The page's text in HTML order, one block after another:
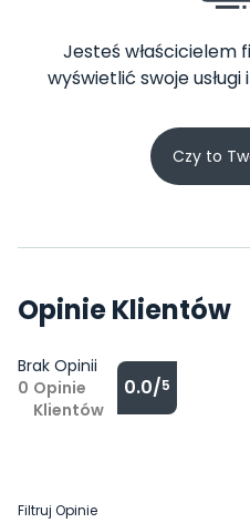
Jesteś właścicielem
wyświetlić swoje
Czy to
Opinie Klientów
Brak Opinii
0 Opinie
Klientów
0.0/5
Filtruj Opinie